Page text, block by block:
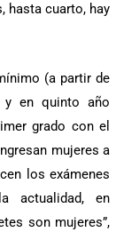
hasta cuarto, hay
(a partir de
y en quinto año
grado con el
mujeres a
los exámenes
actualidad, en
son mujeres”,